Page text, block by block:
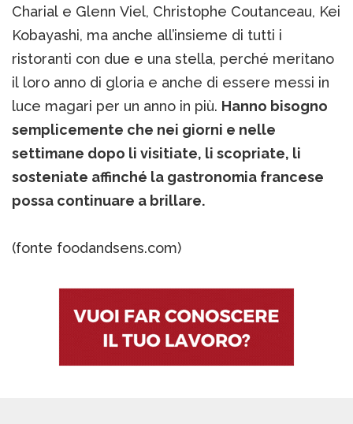
Charial e Glenn Viel, Christophe Coutanceau, Kei
Kobayashi, ma anche all’insieme di tutti i
ristoranti con due e una stella, perché meritano
il loro anno di gloria e anche di essere messi in
luce magari per un anno in più. Hanno bisogno
semplicemente che nei giorni e nelle
settimane dopo li visitiate, li scopriate, li
sosteniate affinché la gastronomia francese
possa continuare a brillare.
(fonte foodandsens.com)